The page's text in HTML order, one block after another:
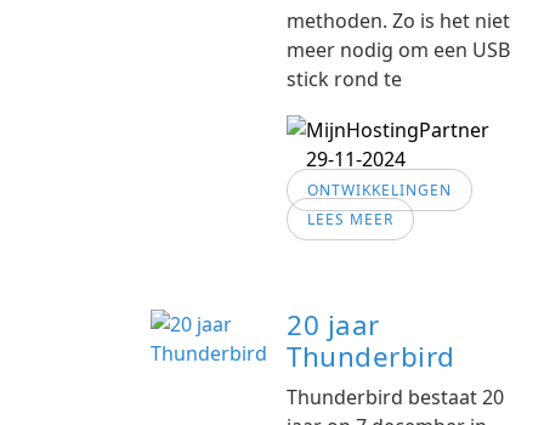
methoden. Zo is het niet
meer nodig om een USB
stick rond te
29-11-2024
ONTWIKKELINGEN
LEES MEER
20 jaar
Thunderbird
Thunderbird bestaat 20